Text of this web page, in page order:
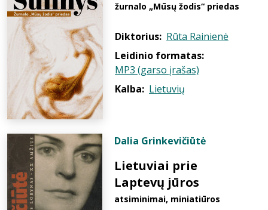
žurnalo „Mūsų žodis“ priedas
Diktorius: Rūta Rainienė
Leidinio formatas:
MP3 (garso įrašas)
Kalba: Lietuvių
Dalia Grinkevičiūtė
Lietuviai prie
Laptevų jūros
atsiminimai, miniatiūros